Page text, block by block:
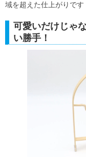
域を超えた仕上がりです
可愛いだけじゃ
い勝手！